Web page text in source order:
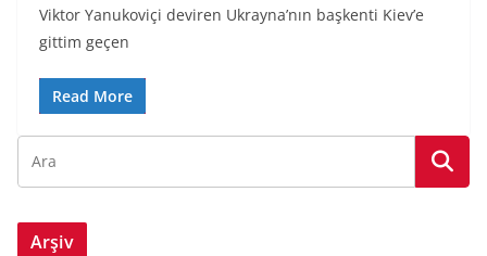
Viktor Yanukoviçi deviren Ukrayna’nın başkenti Kiev’e
gittim geçen
Read More
Arşiv